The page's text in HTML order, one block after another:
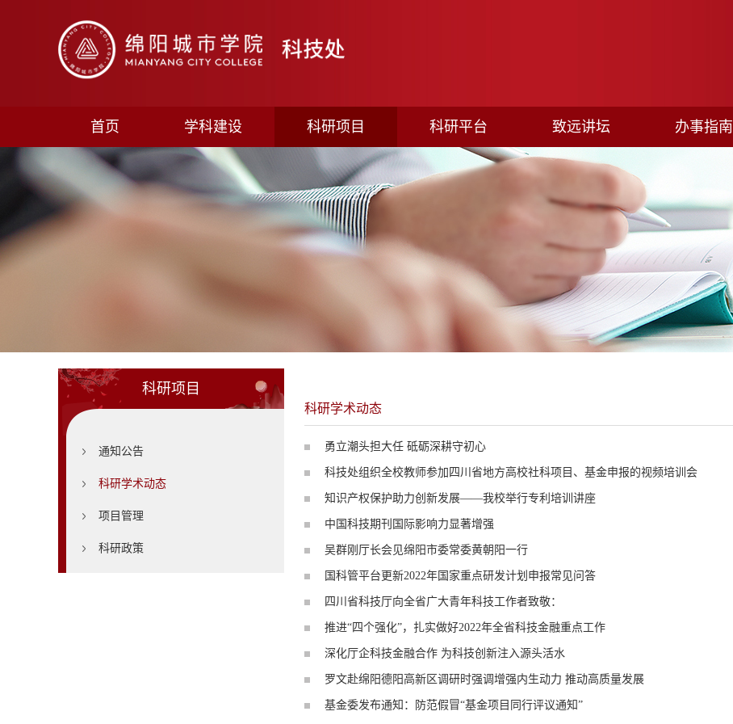
首页 学科建设 科研项目 科研平台 致远讲坛 办事指南
科研项目
通知公告
科研学术动态
项目管理
科研政策
科研学术动态
勇立潮头担大任 砥砺深耕守初心
科技处组织全校教师参加四川省地方高校社科项目、基金申报的视频培训会
知识产权保护助力创新发展——我校举行专利培训讲座
中国科技期刊国际影响力显著增强
吴群刚厅长会见绵阳市委常委黄朝阳一行
国科管平台更新2022年国家重点研发计划申报常见问答
四川省科技厅向全省广大青年科技工作者致敬：
推进“四个强化”，扎实做好2022年全省科技金融重点工作
深化厅企科技金融合作 为科技创新注入源头活水
罗文赴绵阳德阳高新区调研时强调增强内生动力 推动高质量发展
基金委发布通知：防范假冒“基金项目同行评议通知”